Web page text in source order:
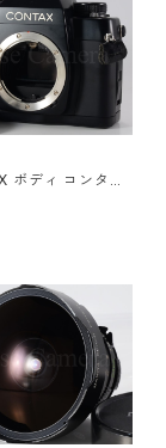
ボディ コンタッ